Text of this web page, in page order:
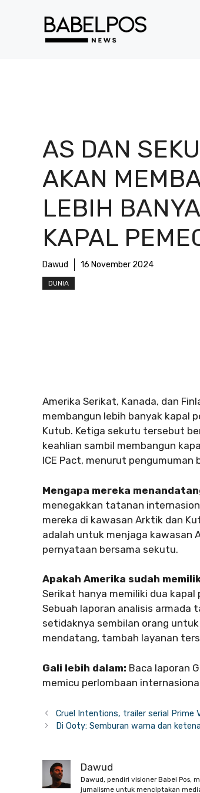
AS DAN
AKAN
LEBIH
KAPAL
Dawud 16 November 2024
DUNIA
Amerika Serikat, Kanada, dan
membangun lebih banyak kapal
Kutub. Ketiga sekutu tersebut
keahlian sambil membangun
ICE Pact, menurut pengumuman
Mengapa mereka
menegakkan tatanan
mereka di kawasan Arktik dan
adalah untuk menjaga kawasan
pernyataan bersama sekutu.
Apakah Amerika sudah
Serikat hanya memiliki dua
Sebuah laporan analisis armada
setidaknya sembilan orang
mendatang, tambah layanan
Gali lebih dalam: Baca laporan
memicu perlombaan
Cruel Intentions, trailer serial Prime
Di Ooty: Semburan warna dan
Dawud
Dawud, pendiri visioner Babel Pos,
jurnalisme untuk menciptakan